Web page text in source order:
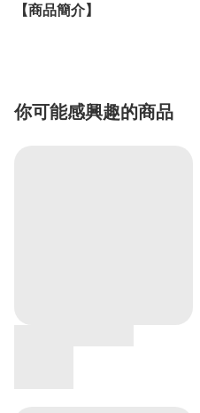
【商品簡介】
你可能感興趣的商品